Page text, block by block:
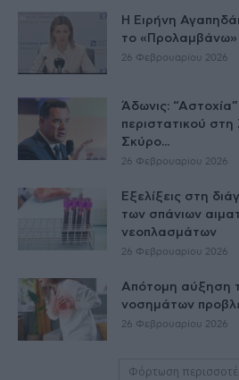
Η Ειρήνη
το «Προλαμβάνω»
26 Φεβρουαρίου 2026
Άδωνις:
περιστατικού
Σκύρο...
26 Φεβρουαρίου 2026
Εξελίξεις στη
των σπάνιων
νεοπλασμάτων
26 Φεβρουαρίου 2026
Απότομη αύξηση
νοσημάτων
26 Φεβρουαρίου 2026
Φόρτωση